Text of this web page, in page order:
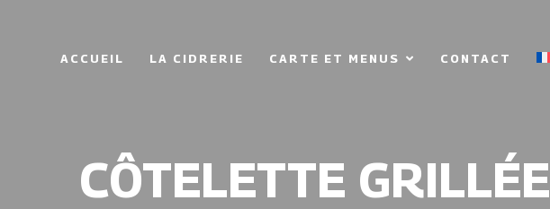
ACCUEIL LA CIDRERIE CARTE ET MENUS CONTACT
CÔTELETTE GRILLÉE